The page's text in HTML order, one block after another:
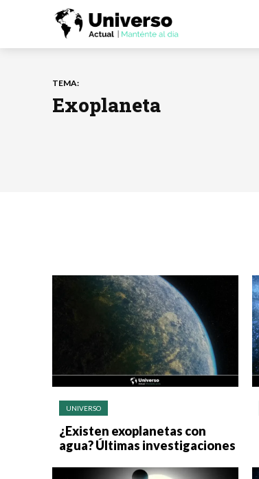
TEMA:
Exoplaneta
UNIVERSO
¿Existen exoplanetas con
agua? Últimas investigaciones